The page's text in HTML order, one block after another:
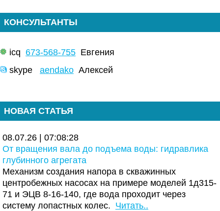
КОНСУЛЬТАНТЫ
icq 673-568-755 Евгения
skype aendako Алексей
НОВАЯ СТАТЬЯ
08.07.26 | 07:08:28
От вращения вала до подъема воды: гидравлика
глубинного агрегата
Механизм создания напора в скважинных
центробежных насосах на примере моделей 1д315-
71 и ЭЦВ 8-16-140, где вода проходит через
систему лопастных колес. Читать..